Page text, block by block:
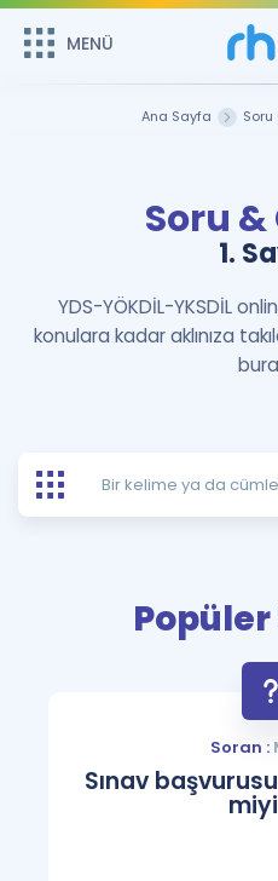
MENÜ
Şifremi
Remzi Hoca ile seni sınava
MENÜ
Çalışma Paketleri
Katılımcı Görüşleri
Rehberlik Aracı
ÖSYM Sınav Takvimi
Blog
Hakkımızda
Ana Sayfa
Soru
1.
YDS-YÖKDİL-YKSDİL
konulara kadar aklınıza
Popüler
Soran :
Sınav